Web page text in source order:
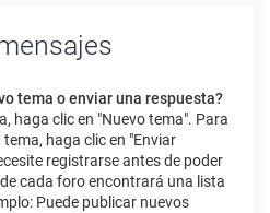
tema o enviar una respuesta?
haga clic en "Nuevo tema". Para
haga clic en "Enviar
registrarse antes de poder
cada foro encontrará una lista
Puede publicar nuevos